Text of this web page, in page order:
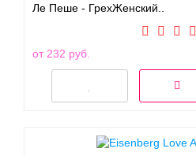
Ле Пеше - ГрехЖенский..
от 232 руб.